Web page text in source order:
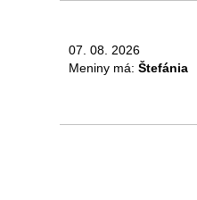
07. 08. 2026
Meniny má: Štefánia